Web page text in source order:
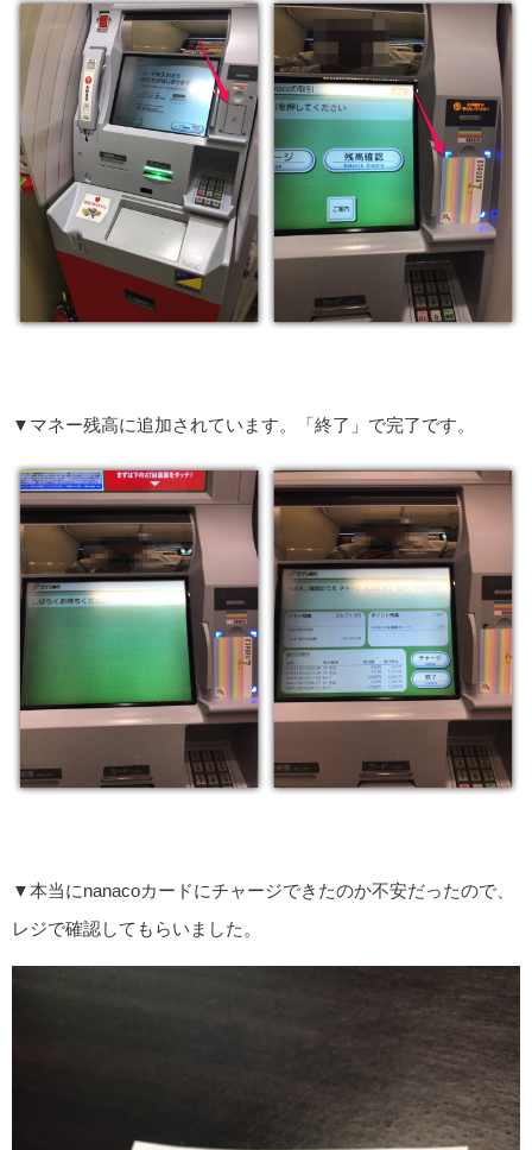
▼マネー残高に追加されています。「終了」で完了です。
▼本当にnanacoカードにチャージできたのか不安だったので、
レジで確認してもらいました。